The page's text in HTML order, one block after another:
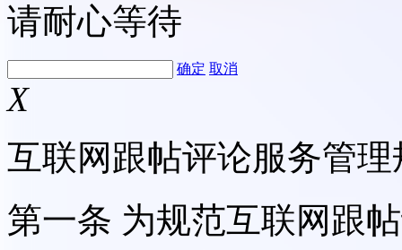
请耐心等待
确定 取消
X
互联网跟帖评论服务管理
第一条 为规范互联网跟